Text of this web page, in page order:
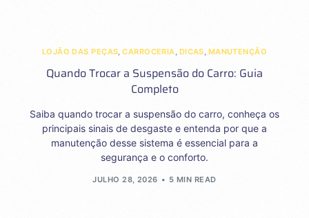
LOJÃO DAS PEÇAS,CARROCERIA, DICAS, MANUTENÇÃO
Quando Trocar a Suspensão do Carro: Guia
Completo
Saiba quando trocar a suspensão do carro, conheça os
principais sinais de desgaste e entenda por que a
manutenção desse sistema é essencial para a
segurança e o conforto.
JULHO 28, 2026 5 MIN READ